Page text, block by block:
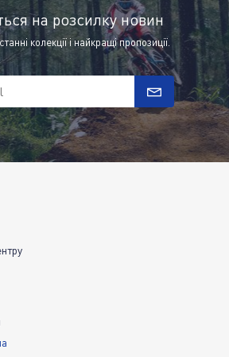
на розсилку новин
колекції і найкращі пропозиції.